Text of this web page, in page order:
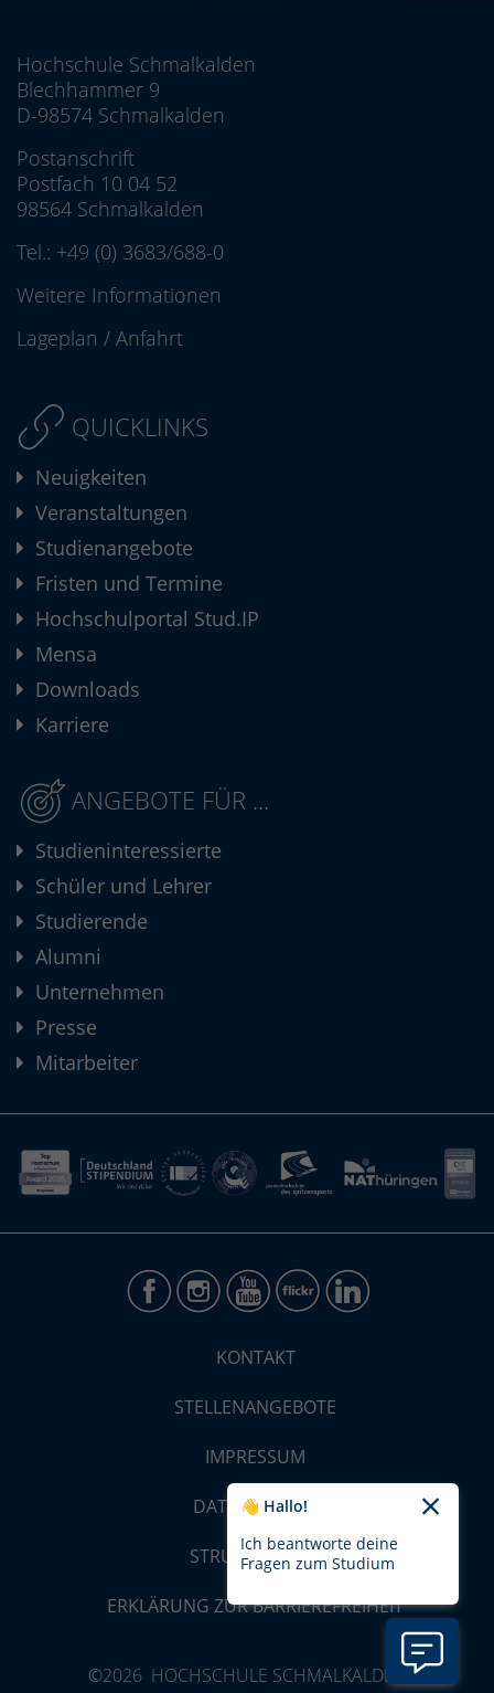
Hochschule Schmalkalden
Blechhammer 9
D-98574 Schmalkalden
Postanschrift
Postfach 10 04 52
98564 Schmalkalden
Tel.: +49 (0) 3683/688-0
Weitere Informationen
Lageplan / Anfahrt
QUICKLINKS
Neuigkeiten
Veranstaltungen
Studienangebote
Fristen und Termine
Hochschulportal Stud.IP
Mensa
Downloads
Karriere
ANGEBOTE FÜR ...
Studieninteressierte
Schüler und Lehrer
Studierende
Alumni
Unternehmen
Presse
Mitarbeiter
KONTAKT
STELLENANGEBOTE
IMPRESSUM
DATENSCHUTZ
STRUKTUR-MAP
ERKLÄRUNG ZUR BARRIEREFREIHEIT
©2026 HOCHSCHULE SCHMALKALDEN
👋 Hallo!
Ich beantworte deine
Fragen zum Studium